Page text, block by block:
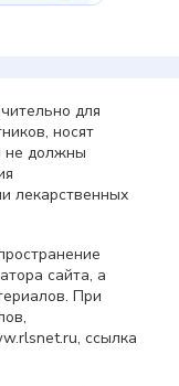
для
носят
не должны
лекарственных
сайта, а
При
ссылка